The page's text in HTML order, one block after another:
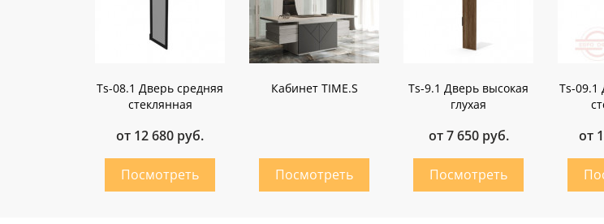
Ts-08.1 Дверь средняя
стеклянная
от 12 680 руб.
Кабинет TIME.S
Ts-9.1 Дверь высокая
глухая
от 7 650 руб.
Ts-09.1
от